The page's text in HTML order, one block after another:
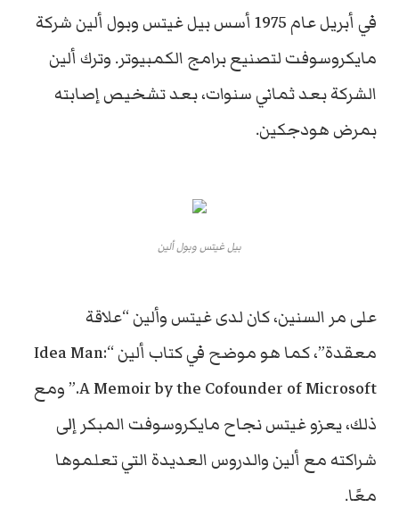
في أبريل عام 1975 أسس بيل غيتس وبول ألين شركة
مايكروسوفت لتصنيع برامج الكمبيوتر. وترك ألين
الشركة بعد ثماني سنوات، بعد تشخيص إصابته
بمرض هودجكين.
بيل غيتس وبول ألين
على مر السنين، كان لدى غيتس وألين “علاقة
معقدة”، كما هو موضح في كتاب ألين “Idea Man:
A Memoir by the Cofounder of Microsoft.” ومع
ذلك، يعزو غيتس نجاح مايكروسوفت المبكر إلى
شراكته مع ألين والدروس العديدة التي تعلموها
معََا.